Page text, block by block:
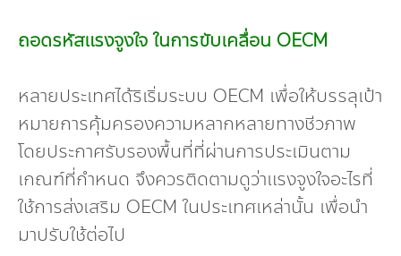
ถอดรหัสแรงจูงใจ ในการขับเคลื่อน OECM
หลายประเทศได้ริเริ่มระบบ OECM เพื่อให้บรรลุเป้า
หมายการคุ้มครองความหลากหลายทางชีวภาพ
โดยประกาศรับรองพื้นที่ที่ผ่านการประเมินตาม
เกณฑ์ที่กำหนด จึงควรติดตามดูว่าแรงจูงใจอะไรที่
ใช้การส่งเสริม OECM ในประเทศเหล่านั้น เพื่อนำ
มาปรับใช้ต่อไป